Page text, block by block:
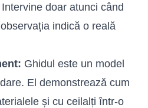
doar atunci când
indică o reală
Ghidul este un model
El demonstrează cum
și cu ceilalți într-o